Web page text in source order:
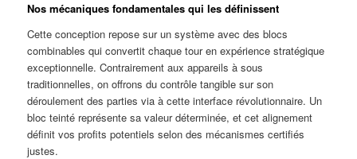
Nos mécaniques fondamentales qui les définissent
Cette conception repose sur un système avec des blocs
combinables qui convertit chaque tour en expérience stratégique
exceptionnelle. Contrairement aux appareils à sous
traditionnelles, on offrons du contrôle tangible sur son
déroulement des parties via à cette interface révolutionnaire. Un
bloc teinté représente sa valeur déterminée, et cet alignement
définit vos profits potentiels selon des mécanismes certifiés
justes.